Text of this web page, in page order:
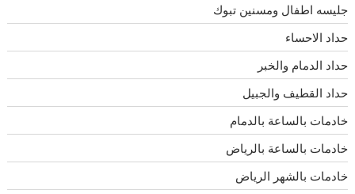
جليسه اطفال ومسنين تبوك
حداد الاحساء
حداد الدمام والخبر
حداد القطيف والجبيل
خادمات بالساعة بالدمام
خادمات بالساعة بالرياض
خادمات بالشهر الرياض